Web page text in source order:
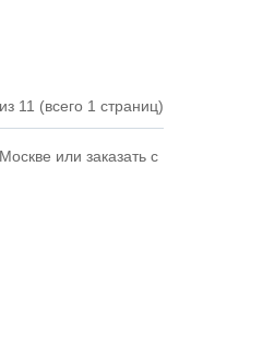
11 (всего 1 страниц)
или заказать с